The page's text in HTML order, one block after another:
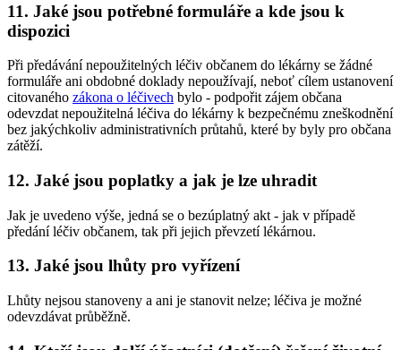
11. Jaké jsou potřebné formuláře a kde jsou k
dispozici
Při předávání nepoužitelných léčiv občanem do lékárny se žádné
formuláře ani obdobné doklady nepoužívají, neboť cílem ustanovení
citovaného zákona o léčivech bylo - podpořit zájem občana
odevzdat nepoužitelná léčiva do lékárny k bezpečnému zneškodnění
bez jakýchkoliv administrativních průtahů, které by byly pro občana
zátěží.
12. Jaké jsou poplatky a jak je lze uhradit
Jak je uvedeno výše, jedná se o bezúplatný akt - jak v případě
předání léčiv občanem, tak při jejich převzetí lékárnou.
13. Jaké jsou lhůty pro vyřízení
Lhůty nejsou stanoveny a ani je stanovit nelze; léčiva je možné
odevzdávat průběžně.